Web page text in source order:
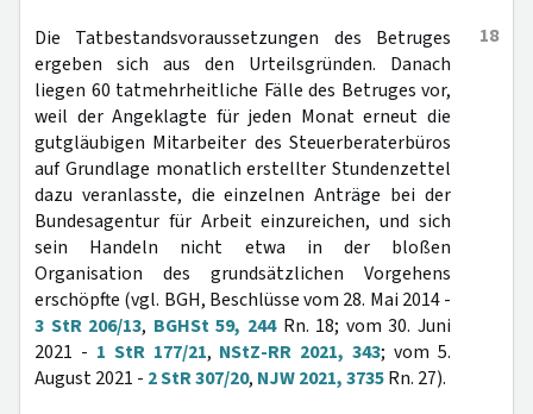
18
Die Tatbestandsvoraussetzungen des Betruges
ergeben sich aus den Urteilsgründen. Danach
liegen 60 tatmehrheitliche Fälle des Betruges vor,
weil der Angeklagte für jeden Monat erneut die
gutgläubigen Mitarbeiter des Steuerberaterbüros
auf Grundlage monatlich erstellter Stundenzettel
dazu veranlasste, die einzelnen Anträge bei der
Bundesagentur für Arbeit einzureichen, und sich
sein Handeln nicht etwa in der bloßen
Organisation des grundsätzlichen Vorgehens
erschöpfte (vgl. BGH, Beschlüsse vom 28. Mai 2014 -
3 StR 206/13, BGHSt 59, 244Rn. 18; vom 30. Juni
2021 - 1 StR 177/21, NStZ-RR 2021, 343; vom 5.
August 2021 - 2 StR 307/20, NJW 2021, 3735Rn. 27).